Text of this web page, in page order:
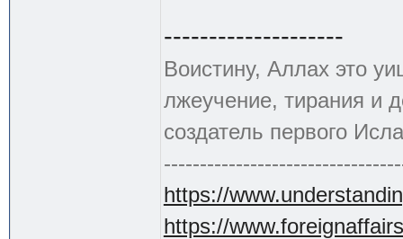
--------------------
Воистину, Аллах это
лжеучение, тирания и
создатель первого
https://
https://